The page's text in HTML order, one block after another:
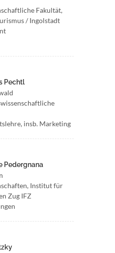
Fakultät,
/ Ingolstadt
Pechtl
insb. Marketing
Pedergnana
Institut für
Zug IFZ